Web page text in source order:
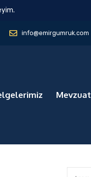
info@emirgumruk.com
Mevzuat